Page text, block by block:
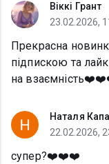
Віккі Грант
23.02.2026,
Прекрасна
підпискою та
на
Наталя
22.02.2026,
супер?❤️❤️❤️